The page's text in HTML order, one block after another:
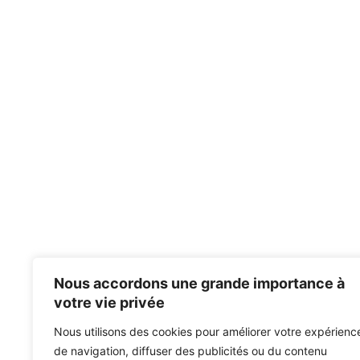
Nous accordons une grande importance à
votre vie privée
Nous utilisons des cookies pour améliorer votre
de navigation, diffuser des publicités ou du contenu